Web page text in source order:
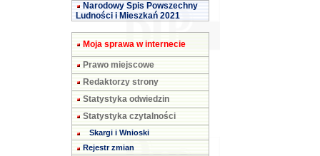
Narodowy Spis Powszechny
Ludności i Mieszkań 2021
Moja sprawa w internecie
Prawo miejscowe
Redaktorzy strony
Statystyka odwiedzin
Statystyka czytalności
Skargi i Wnioski
Rejestr zmian